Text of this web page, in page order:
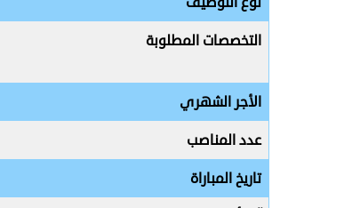
التخصصات المطلوبة
الأجر الشهري
عدد المناصب
تاريخ المباراة